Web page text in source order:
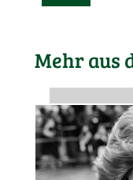
Mehr aus